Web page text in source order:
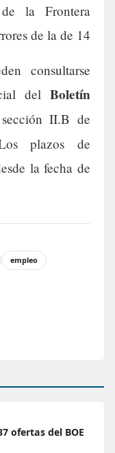
la Frontera
de la de 14
consultarse
del Boletín
II.B de
plazos de
la fecha de
empleo
ofertas del BOE